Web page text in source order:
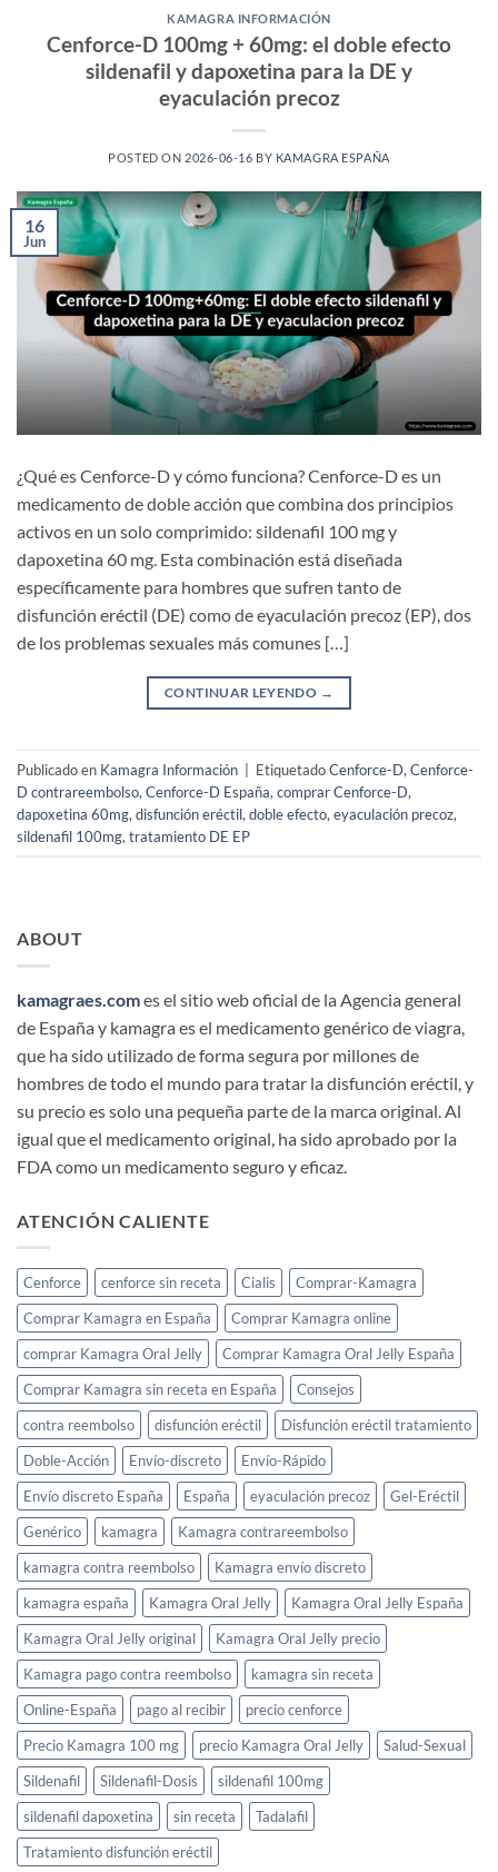
KAMAGRA INFORMACIÓN
Cenforce-D 100mg + 60mg: el doble efecto
sildenafil y dapoxetina para la DE y
eyaculación precoz
POSTED ON 2026-06-16 BY KAMAGRA ESPAÑA
16
Jun
¿Qué es Cenforce-D y cómo funciona? Cenforce-D es un
medicamento de doble acción que combina dos principios
activos en un solo comprimido: sildenafil 100 mg y
dapoxetina 60 mg. Esta combinación está diseñada
específicamente para hombres que sufren tanto de
disfunción eréctil (DE) como de eyaculación precoz (EP), dos
de los problemas sexuales más comunes […]
CONTINUAR LEYENDO →
Publicado en Kamagra Información | EtiquetadoCenforce-D, Cenforce-
D contrareembolso, Cenforce-D España, comprar Cenforce-D,
dapoxetina 60mg, disfunción eréctil, doble efecto, eyaculación precoz,
sildenafil 100mg, tratamiento DE EP
ABOUT
kamagraes.comes el sitio web oficial de la Agencia general
de España y kamagra es el medicamento genérico de viagra,
que ha sido utilizado de forma segura por millones de
hombres de todo el mundo para tratar la disfunción eréctil, y
su precio es solo una pequeña parte de la marca original. Al
igual que el medicamento original, ha sido aprobado por la
FDA como un medicamento seguro y eficaz.
ATENCIÓN CALIENTE
Cenforce cenforce sin receta Cialis
Comprar-Kamagra
Comprar Kamagra en España
Comprar Kamagra online
comprar Kamagra Oral Jelly
Comprar Kamagra Oral Jelly España
Comprar Kamagra sin receta en España
Consejos
contra reembolso
disfunción eréctil
Disfunción eréctil tratamiento
Doble-Acción
Envío-discreto
Envío-Rápido
Envío discreto España
España eyaculación precoz
Gel-Eréctil
Genérico
kamagra
Kamagra contrareembolso
kamagra contra reembolso
Kamagra envío discreto
kamagra españa
Kamagra Oral Jelly
Kamagra Oral Jelly España
Kamagra Oral Jelly original
Kamagra Oral Jelly precio
Kamagra pago contra reembolso
kamagra sin receta
Online-España
pago al recibir
precio cenforce
Precio Kamagra 100 mg
precio Kamagra Oral Jelly
Salud-Sexual
Sildenafil
Sildenafil-Dosis
sildenafil 100mg
sildenafil dapoxetina
sin receta
Tadalafil
Tratamiento disfunción eréctil